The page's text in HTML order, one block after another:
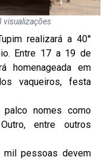
realizará a 40°
Entre 17 a 19 de
homenageada em
vaqueiros, festa
nomes como
entre outros
mil pessoas devem